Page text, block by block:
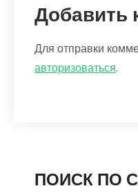
Добавить
Для отправки
авторизоваться.
ПОИСК ПО